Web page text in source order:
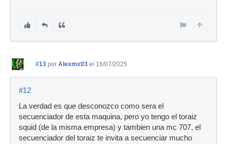
#13 por Alexmx03 el 16/07/2025
#12
La verdad es que desconozco como sera el
secuenciador de esta maquina, pero yo tengo el toraiz
squid (de la misma empresa) y tambien una mc 707, el
secuenciador del toraiz te invita a secuenciar mucho